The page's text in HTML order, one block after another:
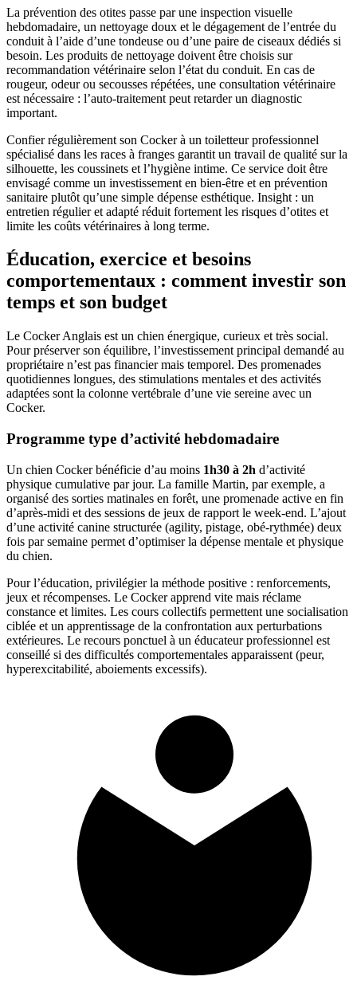
La prévention des otites passe par une inspection visuelle
hebdomadaire, un nettoyage doux et le dégagement de l’entrée du
conduit à l’aide d’une tondeuse ou d’une paire de ciseaux dédiés si
besoin. Les produits de nettoyage doivent être choisis sur
recommandation vétérinaire selon l’état du conduit. En cas de
rougeur, odeur ou secousses répétées, une consultation vétérinaire
est nécessaire : l’auto-traitement peut retarder un diagnostic
important.
Confier régulièrement son Cocker à un toiletteur professionnel
spécialisé dans les races à franges garantit un travail de qualité sur la
silhouette, les coussinets et l’hygiène intime. Ce service doit être
envisagé comme un investissement en bien-être et en prévention
sanitaire plutôt qu’une simple dépense esthétique. Insight : un
entretien régulier et adapté réduit fortement les risques d’otites et
limite les coûts vétérinaires à long terme.
Éducation, exercice et besoins
comportementaux : comment investir son
temps et son budget
Le Cocker Anglais est un chien énergique, curieux et très social.
Pour préserver son équilibre, l’investissement principal demandé au
propriétaire n’est pas financier mais temporel. Des promenades
quotidiennes longues, des stimulations mentales et des activités
adaptées sont la colonne vertébrale d’une vie sereine avec un
Cocker.
Programme type d’activité hebdomadaire
Un chien Cocker bénéficie d’au moins 1h30 à 2h d’activité
physique cumulative par jour. La famille Martin, par exemple, a
organisé des sorties matinales en forêt, une promenade active en fin
d’après-midi et des sessions de jeux de rapport le week-end. L’ajout
d’une activité canine structurée (agility, pistage, obé-rythmée) deux
fois par semaine permet d’optimiser la dépense mentale et physique
du chien.
Pour l’éducation, privilégier la méthode positive : renforcements,
jeux et récompenses. Le Cocker apprend vite mais réclame
constance et limites. Les cours collectifs permettent une socialisation
ciblée et un apprentissage de la confrontation aux perturbations
extérieures. Le recours ponctuel à un éducateur professionnel est
conseillé si des difficultés comportementales apparaissent (peur,
hyperexcitabilité, aboiements excessifs).